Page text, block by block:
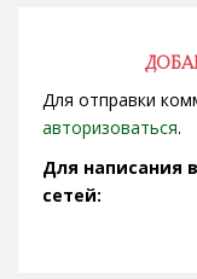
дом 60 ул.
Для отправки
авторизоваться.
Для написания
сетей: